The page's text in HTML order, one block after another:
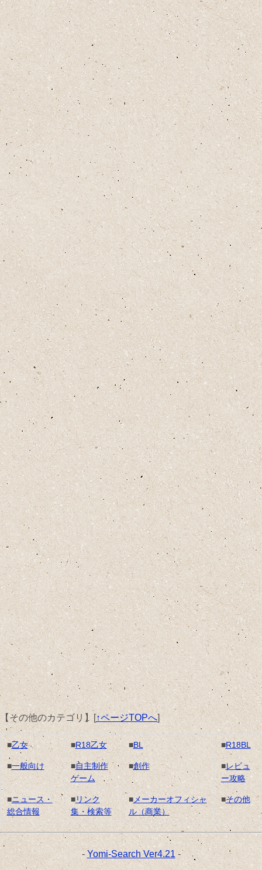
【その他のカテゴリ】 [↑ページTOPへ]
■乙女 ■R18乙女 ■BL ■R18BL
■一般向け ■自主制作
ゲーム
■創作 ■レビュ
ー攻略
■ニュース・
総合情報
■リンク
集・検索等
■メーカーオフィシャ
ル（商業）
■その他
- Yomi-Search Ver4.21 -